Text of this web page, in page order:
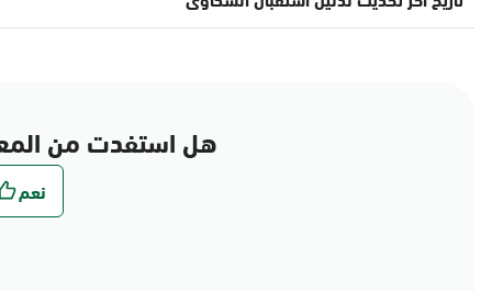
هل استفدت من